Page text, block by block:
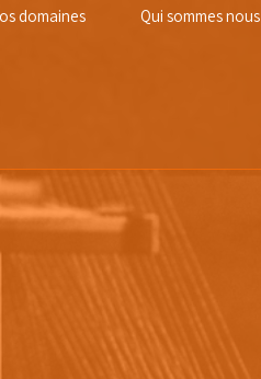
domaines Qui sommes nous